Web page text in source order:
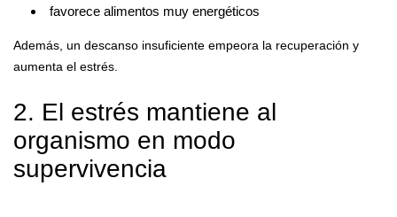
favorece alimentos muy energéticos
Además, un descanso insuficiente empeora la recuperación y
aumenta el estrés.
2. El estrés mantiene al
organismo en modo
supervivencia